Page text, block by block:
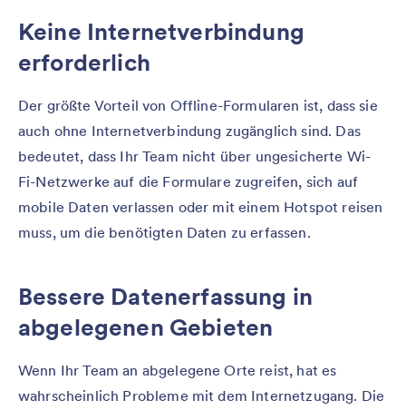
Keine Internetverbindung
erforderlich
Der größte Vorteil von Offline-Formularen ist, dass sie
auch ohne Internetverbindung zugänglich sind. Das
bedeutet, dass Ihr Team nicht über ungesicherte Wi-
Fi-Netzwerke auf die Formulare zugreifen, sich auf
mobile Daten verlassen oder mit einem Hotspot reisen
muss, um die benötigten Daten zu erfassen.
Bessere Datenerfassung in
abgelegenen Gebieten
Wenn Ihr Team an abgelegene Orte reist, hat es
wahrscheinlich Probleme mit dem Internetzugang. Die